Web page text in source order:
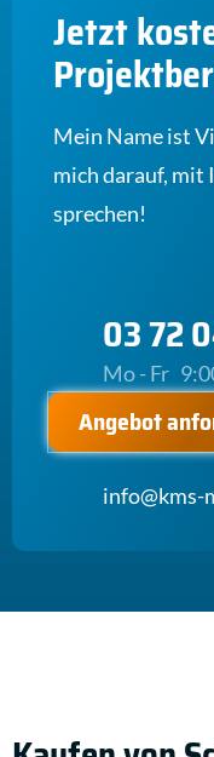
Jetzt
Mein Name ist
mich darauf, mit
sprechen!
03 72
Mo - Fr
Angebot
info@kms-